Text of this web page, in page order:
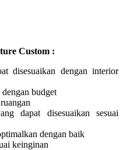
Custom :
disesuaikan dengan interior
budget
dapat disesuaikan sesuai
dengan baik
keinginan